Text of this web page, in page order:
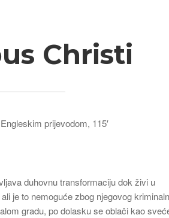
Christi
prijevodom, 115′
duhovnu transformaciju dok živi u
je to nemoguće zbog njegovog
gradu, po dolasku se oblači kao